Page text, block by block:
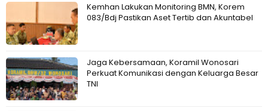
Kemhan Lakukan Monitoring BMN, Korem
083/Bdj Pastikan Aset Tertib dan Akuntabel
Jaga Kebersamaan, Koramil Wonosari
Perkuat Komunikasi dengan Keluarga Besar
TNI